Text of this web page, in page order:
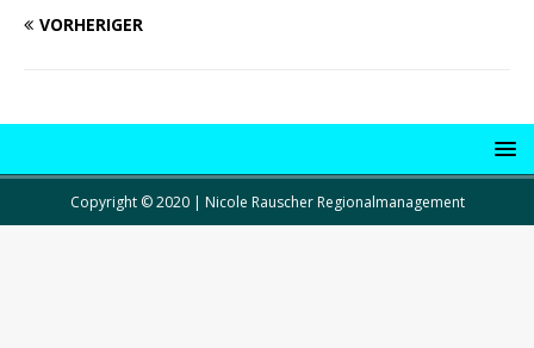
VORHERIGER
Copyright © 2020 | Nicole Rauscher Regionalmanagement